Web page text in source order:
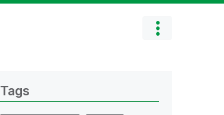
Tags